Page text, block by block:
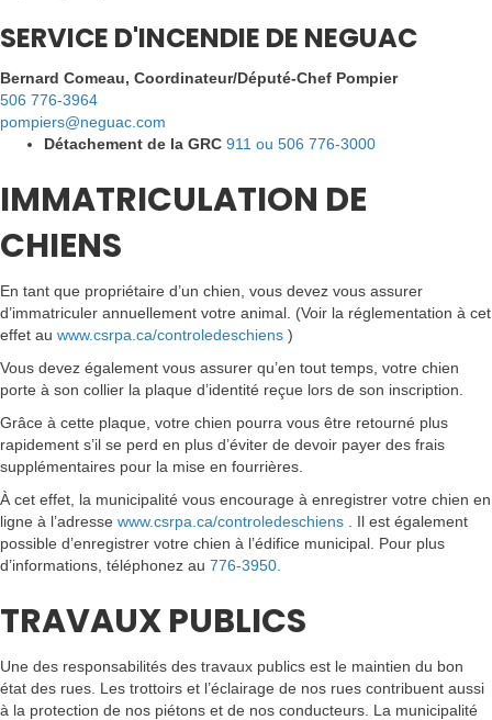
SERVICE D'INCENDIE DE NEGUAC
Bernard Comeau, Coordinateur/Député-Chef Pompier
506 776-3964
pompiers@neguac.com
Détachement de la GRC 911 ou 506 776-3000
IMMATRICULATION DE
CHIENS
En tant que propriétaire d’un chien, vous devez vous assurer
d’immatriculer annuellement votre animal. (Voir la réglementation à cet
effet au www.csrpa.ca/controledeschiens )
Vous devez également vous assurer qu’en tout temps, votre chien
porte à son collier la plaque d’identité reçue lors de son inscription.
Grâce à cette plaque, votre chien pourra vous être retourné plus
rapidement s’il se perd en plus d’éviter de devoir payer des frais
supplémentaires pour la mise en fourrières.
À cet effet, la municipalité vous encourage à enregistrer votre chien en
ligne à l’adresse www.csrpa.ca/controledeschiens
. Il est également
possible d’enregistrer votre chien à l’édifice municipal. Pour plus
d’informations, téléphonez au 776-3950.
TRAVAUX PUBLICS
Une des responsabilités des travaux publics est le maintien du bon
état des rues. Les trottoirs et l’éclairage de nos rues contribuent aussi
à la protection de nos piétons et de nos conducteurs. La municipalité